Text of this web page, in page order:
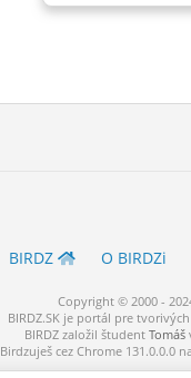
BIRDZ O BIRDZi
Copyright © 2000 -
BIRDZ.SK je portál pre
BIRDZ založil študent Tomáš
Birdzuješ cez Chrome 131.0.0.0